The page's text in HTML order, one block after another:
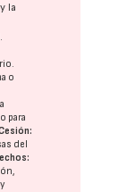
y la
o
para
del